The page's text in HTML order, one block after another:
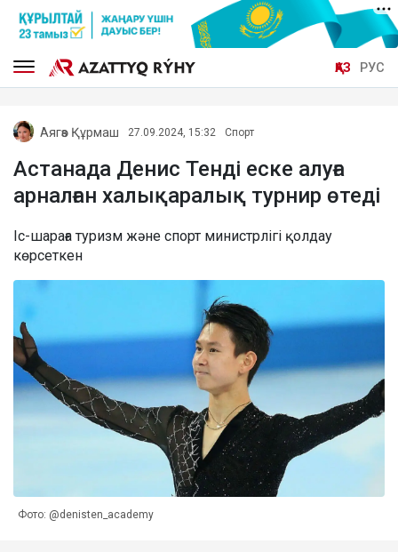
ҚАЗ РУС
Аягөз Құрмаш 27.09.2024, 15:32 Спорт
Астанада Денис Тенді еске алуға
арналған халықаралық турнир өтеді
Іс-шараға туризм және спорт министрлігі қолдау
көрсеткен
Фото: @denisten_academy